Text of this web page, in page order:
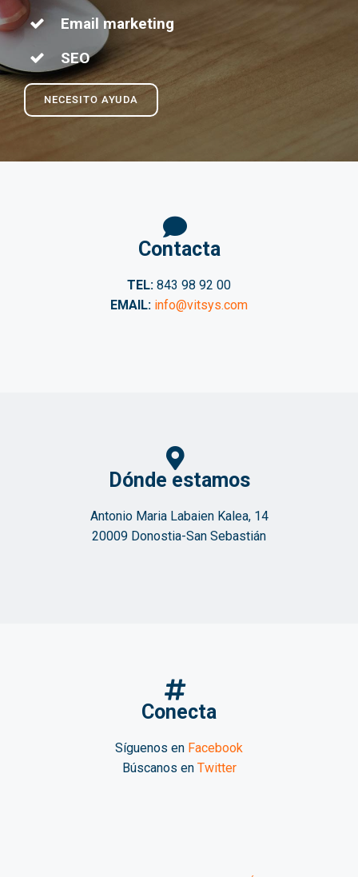
Email marketing
SEO
NECESITO AYUDA
Contacta
TEL: 843 98 92 00
EMAIL: info@vitsys.com
Dónde estamos
Antonio Maria Labaien Kalea, 14
20009 Donostia-San Sebastián
Conecta
Síguenos en Facebook
Búscanos en Twitter